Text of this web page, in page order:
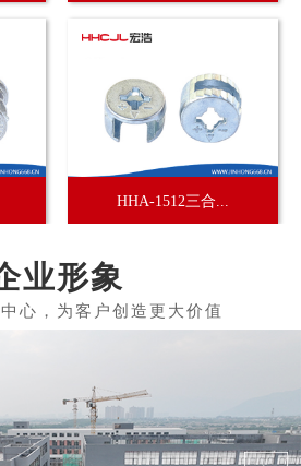
HHA-1512三合...
业形象